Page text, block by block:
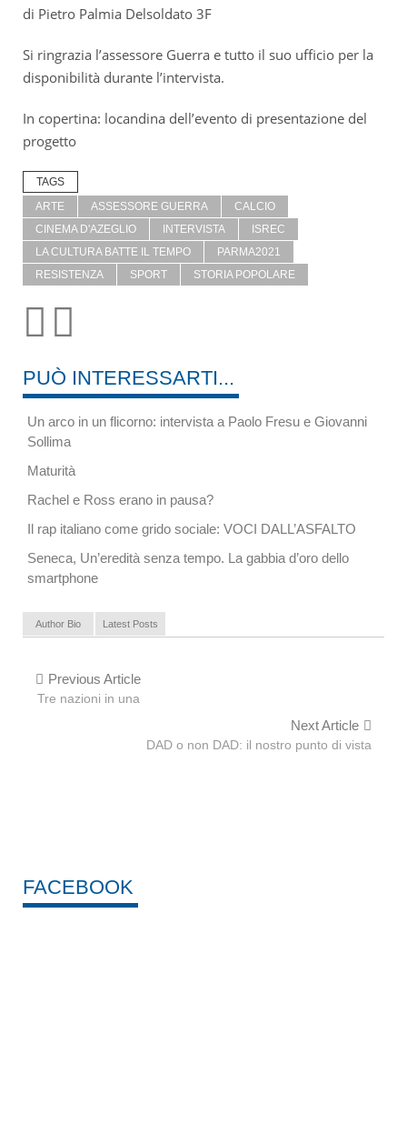
di Pietro Palmia Delsoldato 3F
Si ringrazia l’assessore Guerra e tutto il suo ufficio per la
disponibilità durante l’intervista.
In copertina: locandina dell’evento di presentazione del
progetto
TAGS
ARTE
ASSESSORE GUERRA
CALCIO
CINEMA D'AZEGLIO
INTERVISTA
ISREC
LA CULTURA BATTE IL TEMPO
PARMA2021
RESISTENZA
SPORT STORIA POPOLARE
PUÒ INTERESSARTI...
Un arco in un flicorno: intervista a Paolo Fresu e Giovanni
Sollima
Maturità
Rachel e Ross erano in pausa?
Il rap italiano come grido sociale: VOCI DALL’ASFALTO
Seneca, Un’eredità senza tempo. La gabbia d’oro dello
smartphone
Author Bio Latest Posts
Previous Article
Tre nazioni in una
Next Article
DAD o non DAD: il nostro punto di vista
FACEBOOK